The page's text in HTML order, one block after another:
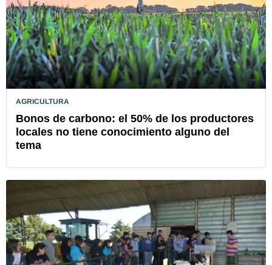
AGRICULTURA
Bonos de carbono: el 50% de los productores
locales no tiene conocimiento alguno del
tema